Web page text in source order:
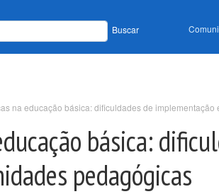
Buscar
na educação básica: dificuldades de
básica:
pedagógicas